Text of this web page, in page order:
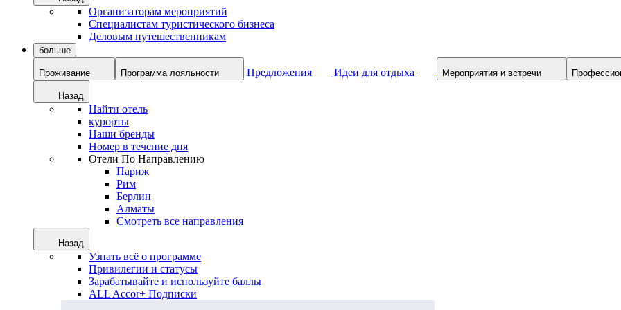
Организаторам мероприятий
Специалистам туристического бизнеса
Деловым путешественникам
больше
Проживание Программа лояльности Предложения Идеи для отдыха Мероприятия и встречи
Назад
Найти отель
курорты
Наши бренды
Номер в течение дня
Отели По Направлению
Париж
Рим
Берлин
Алматы
Смотреть все направления
Назад
Узнать всё о программе
Привилегии и статусы
Зарабатывайте и используйте баллы
ALL Accor+ Подписки